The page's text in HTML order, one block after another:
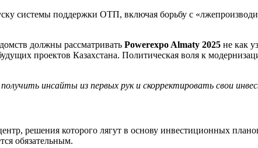
системы поддержки ОТП, включая борьбу с
должны рассматривать Powerexpo Almaty 2025 не как
проектов Казахстана. Политическая воля к
инсайты из первых рук и скорректировать свои
решения которого лягут в основу инвестиционных
обязательным.